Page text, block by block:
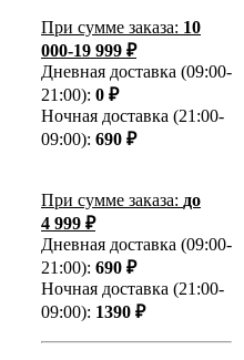
При сумме заказа: 10
000-19 999 ₽
Дневная доставка (09:00-
21:00): 0 ₽
Ночная доставка (21:00-
09:00): 690 ₽
При сумме заказа: до
4 999 ₽
Дневная доставка (09:00-
21:00): 690 ₽
Ночная доставка (21:00-
09:00): 1390 ₽